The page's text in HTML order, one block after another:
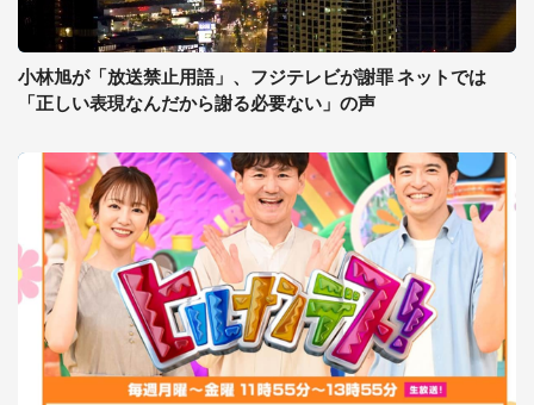
小林旭が「放送禁止用語」、フジテレビが謝罪 ネットでは
「正しい表現なんだから謝る必要ない」の声